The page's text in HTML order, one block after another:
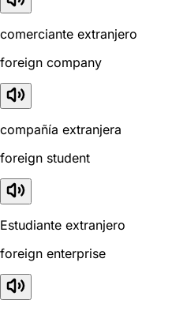
comerciante extranjero
foreign company
compañía extranjera
foreign student
Estudiante extranjero
foreign enterprise